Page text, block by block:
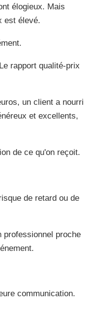
élogieux. Mais
est élevé.
rapport qualité-prix
un client a nourri
et excellents,
de ce qu'on reçoit.
de retard ou de
professionnel proche
communication.